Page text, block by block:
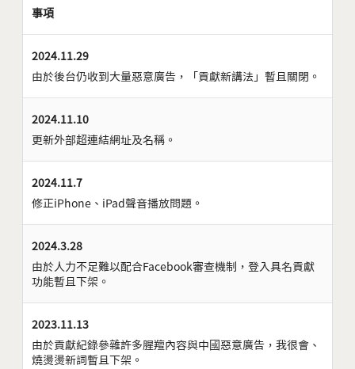
事項
2024.11.29
由於後台仍收到大量惡意廣告，「貢獻新講法」暫且關閉。
2024.11.10
更新外部超連結網址及名稱。
2024.11.7
修正iPhone、iPad聲音播放問題。
2024.3.28
由於人力不足難以配合Facebook審查機制，登入具名貢獻
功能暫且下架。
2023.11.13
由於貢獻紀錄參雜許多腥羶內容與中國惡意廣告，我很會、
燒燙燙新詞暫且下架。